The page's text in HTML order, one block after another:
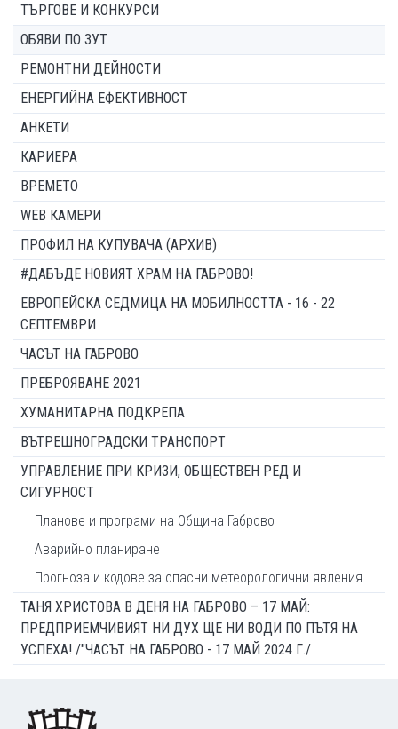
ТЪРГОВЕ И КОНКУРСИ
ОБЯВИ ПО ЗУТ
РЕМОНТНИ ДЕЙНОСТИ
ЕНЕРГИЙНА ЕФЕКТИВНОСТ
АНКЕТИ
КАРИЕРА
ВРЕМЕТО
WEB КАМЕРИ
ПРОФИЛ НА КУПУВАЧА (АРХИВ)
#ДАБЪДЕ НОВИЯТ ХРАМ НА ГАБРОВО!
ЕВРОПЕЙСКА СЕДМИЦА НА МОБИЛНОСТТА - 16 - 22
СЕПТЕМВРИ
ЧАСЪТ НА ГАБРОВО
ПРЕБРОЯВАНЕ 2021
ХУМАНИТАРНА ПОДКРЕПА
ВЪТРЕШНОГРАДСКИ ТРАНСПОРТ
УПРАВЛЕНИЕ ПРИ КРИЗИ, ОБЩЕСТВЕН РЕД И
СИГУРНОСТ
Планове и програми на Община Габрово
Аварийно планиране
Прогноза и кодове за опасни метеорологични явления
ТАНЯ ХРИСТОВА В ДЕНЯ НА ГАБРОВО – 17 МАЙ:
ПРЕДПРИЕМЧИВИЯТ НИ ДУХ ЩЕ НИ ВОДИ ПО ПЪТЯ НА
УСПЕХА! /"ЧАСЪТ НА ГАБРОВО - 17 МАЙ 2024 Г./